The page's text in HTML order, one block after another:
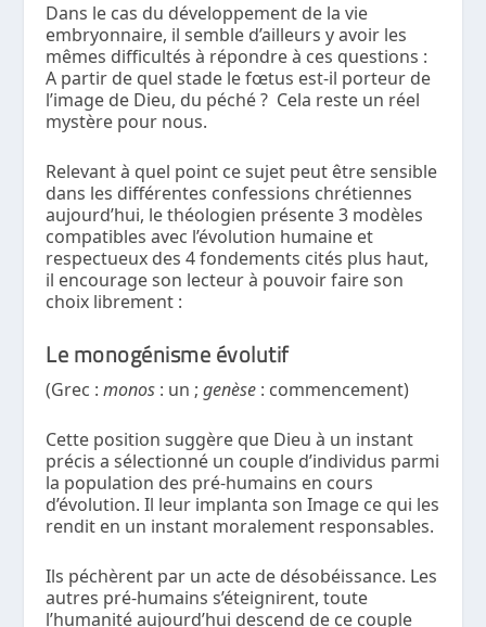
Dans le cas du développement de la vie
embryonnaire, il semble d’ailleurs y avoir les
mêmes difficultés à répondre à ces questions :
A partir de quel stade le fœtus est-il porteur de
l’image de Dieu, du péché ? Cela reste un réel
mystère pour nous.
Relevant à quel point ce sujet peut être sensible
dans les différentes confessions chrétiennes
aujourd’hui, le théologien présente 3 modèles
compatibles avec l’évolution humaine et
respectueux des 4 fondements cités plus haut,
il encourage son lecteur à pouvoir faire son
choix librement :
Le monogénisme évolutif
(Grec :monos : un ;genèse : commencement)
Cette position suggère que Dieu à un instant
précis a sélectionné un couple d’individus parmi
la population des pré-humains en cours
d’évolution. Il leur implanta son Image ce qui les
rendit en un instant moralement responsables.
Ils péchèrent par un acte de désobéissance. Les
autres pré-humains s’éteignirent, toute
l’humanité aujourd’hui descend de ce couple